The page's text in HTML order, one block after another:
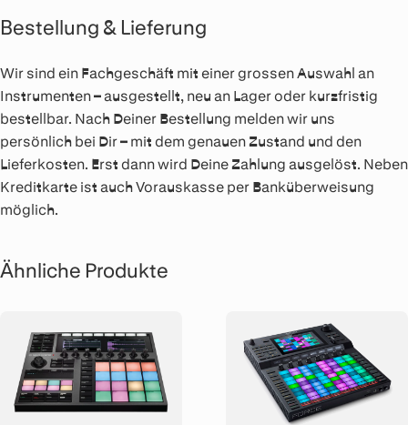
Bestellung & Lieferung
Wir sind ein Fachgeschäft mit einer grossen Auswahl an
Instrumenten – ausgestellt, neu an Lager oder kurzfristig
bestellbar. Nach Deiner Bestellung melden wir uns
persönlich bei Dir – mit dem genauen Zustand und den
Lieferkosten. Erst dann wird Deine Zahlung ausgelöst. Neben
Kreditkarte ist auch Vorauskasse per Banküberweisung
möglich.
Ähnliche Produkte